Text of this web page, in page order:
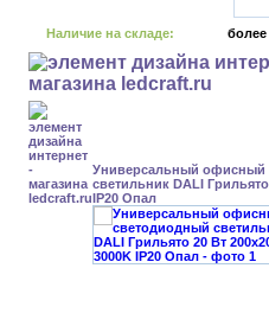
Наличие на складе: более
Универсальный офисный
светильник DALI
IP20 Опал